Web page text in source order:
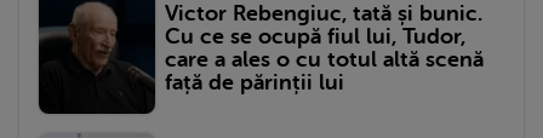
Victor Rebengiuc, tată și bunic.
Cu ce se ocupă fiul lui, Tudor,
care a ales o cu totul altă scenă
față de părinții lui